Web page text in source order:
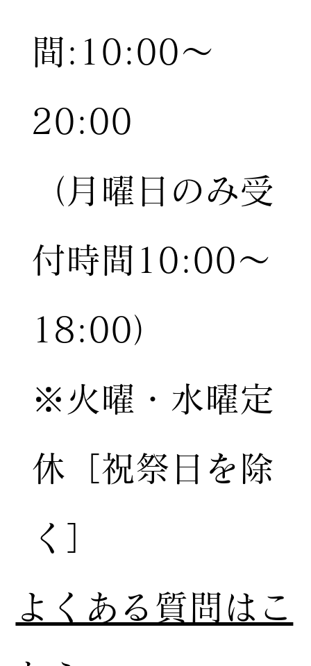
間:10:00〜
20:00
（月曜日のみ受
付時間10:00〜
18:00）
※火曜・水曜定
休［祝祭日を除
く］
​よくある質問はこ